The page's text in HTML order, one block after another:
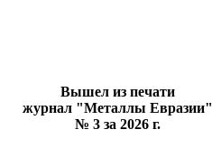
Вышел из печати
журнал "Металлы Евразии"
№ 3 за 2026 г.